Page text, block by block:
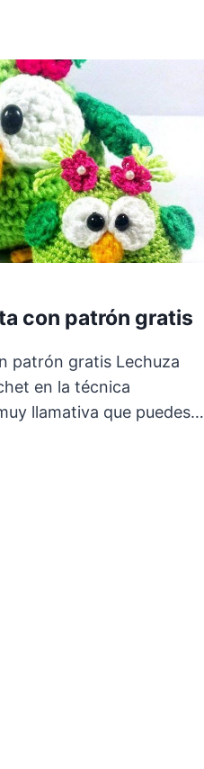
con patrón gratis
patrón gratis Lechuza
en la técnica
llamativa que puedes…